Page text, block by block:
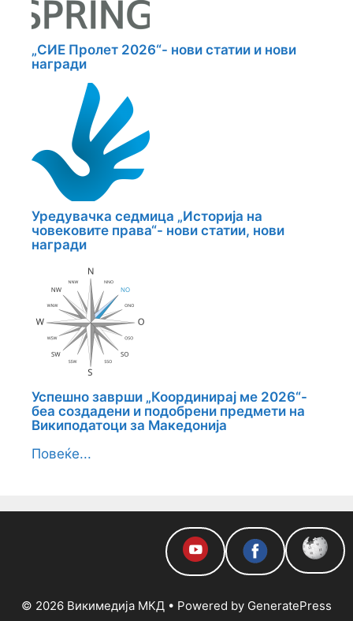
„СИЕ Пролет 2026“- нови статии и нови
награди
Уредувачка седмица „Историја на
човековите права“- нови статии, нови
награди
Успешно заврши „Координирај ме 2026“-
беа создадени и подобрени предмети на
Википодатоци за Македонија
Повеќе...
© 2026 Викимедија МКД • Powered by GeneratePress